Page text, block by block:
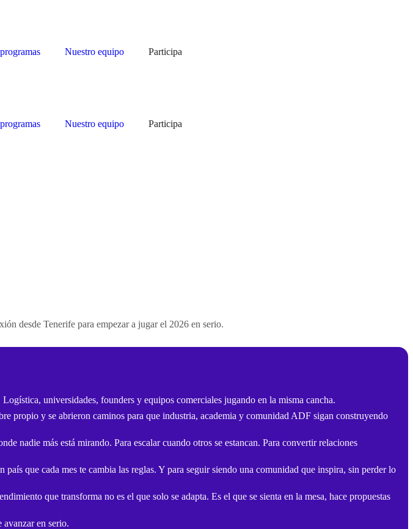
Nuestro equipo Participa
Nuestro equipo Participa
desde Tenerife para empezar a jugar el 2026 en serio.
universidades, founders y equipos comerciales jugando en la misma cancha.
propio y se abrieron caminos para que industria, academia y comunidad ADF sigan construyendo
nadie más está mirando. Para escalar cuando otros se estancan. Para convertir relaciones
que cada mes te cambia las reglas. Y para seguir siendo una comunidad que inspira, sin perder lo
que transforma no es el que solo se adapta. Es el que se sienta en la mesa, hace propuestas
en serio.